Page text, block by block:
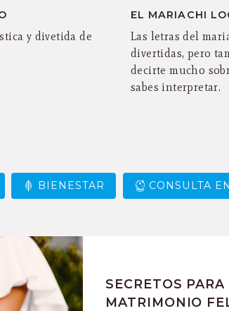
y divetida de
EL MARIACHI
Las letras del
divertidas, pero
decirte mucho
sabes interpretar.
BIENESTAR CONSULTA
SECRETOS PARA
MATRIMONIO